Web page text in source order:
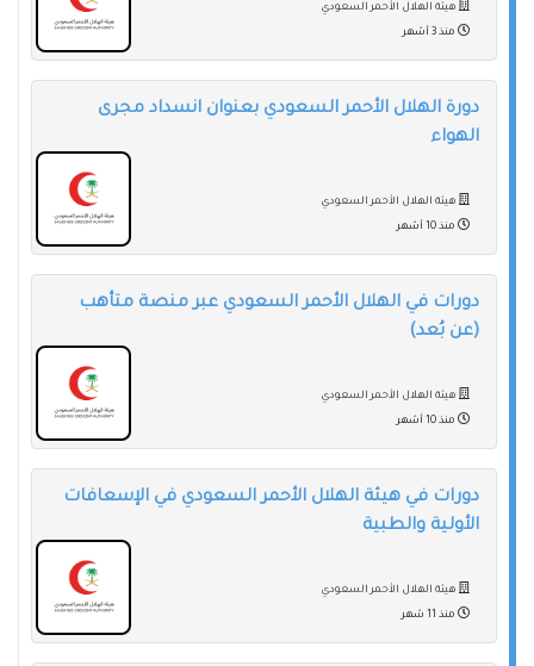
هيئة الهلال الأحمر السعودي
منذ 3 أشهر
دورة الهلال الأحمر السعودي بعنوان انسداد مجرى
الهواء
هيئة الهلال الأحمر السعودي
منذ 10 أشهر
دورات في الهلال الأحمر السعودي عبر منصة متأهب
(عن بُعد)
هيئة الهلال الأحمر السعودي
منذ 10 أشهر
دورات في هيئة الهلال الأحمر السعودي في الإسعافات
الأولية والطبية
هيئة الهلال الأحمر السعودي
منذ 11 شهر